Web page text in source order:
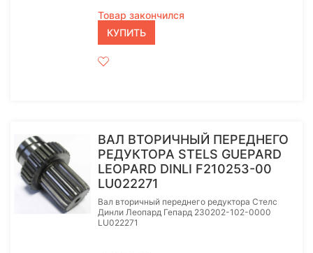
Товар закончился
КУПИТЬ
ВАЛ ВТОРИЧНЫЙ ПЕРЕДНЕГО
РЕДУКТОРА STELS GUEPARD
LEOPARD DINLI F210253-00
LU022271
Вал вторичный переднего редуктора Стелс
Динли Леопард Гепард 230202-102-0000
LU022271